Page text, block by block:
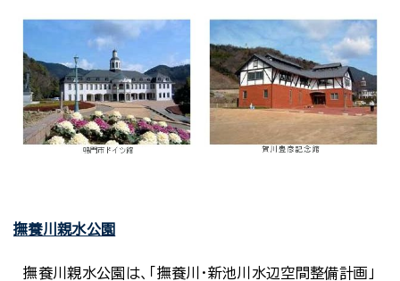
撫養川親水公園
撫養川親水公園は、「撫養川・新池川水辺空間整備計画」